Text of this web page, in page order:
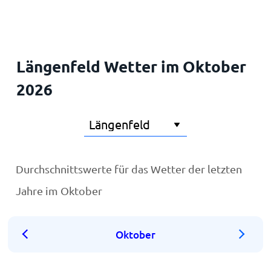
Längenfeld Wetter im Oktober
2026
Durchschnittswerte für das Wetter der letzten
Jahre im Oktober
Oktober